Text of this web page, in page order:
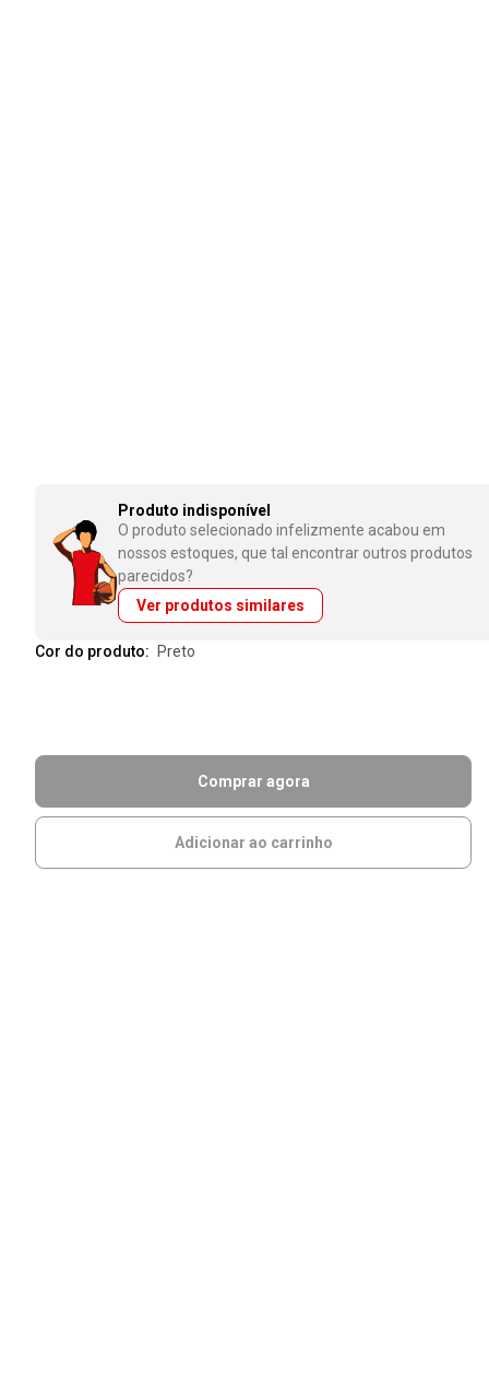
Produto indisponível
O produto selecionado infelizmente acabou em
nossos estoques, que tal encontrar outros produtos
parecidos?
Ver produtos similares
Cor do produto: preto
Comprar agora
Adicionar ao carrinho